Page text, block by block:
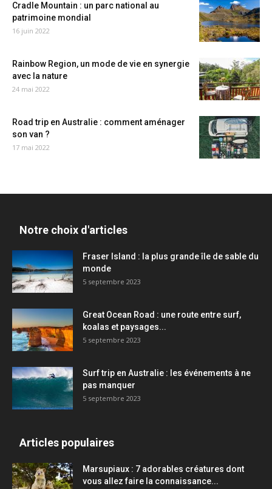
Cradle Mountain : un parc national au
patrimoine mondial
16 juin 2022
Rainbow Region, un mode de vie en synergie
avec la nature
24 mai 2022
Road trip en Australie : comment aménager
son van ?
17 mai 2022
Notre choix d'articles
Fraser Island : la plus grande île de sable du
monde
5 septembre 2023
Great Ocean Road : une route entre surf,
koalas et paysages...
5 septembre 2023
Surf trip en Australie : les événements à ne
pas manquer
5 septembre 2023
Articles populaires
Marsupiaux : 7 adorables créatures dont
vous allez faire la connaissance...